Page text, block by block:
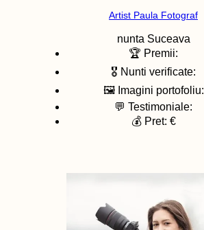
Artist Paula Fotograf
nunta Suceava
🏆 Premii:
🎖️ Nunti verificate:
🖼️ Imagini portofoliu:
💬 Testimoniale:
💰 Pret: €